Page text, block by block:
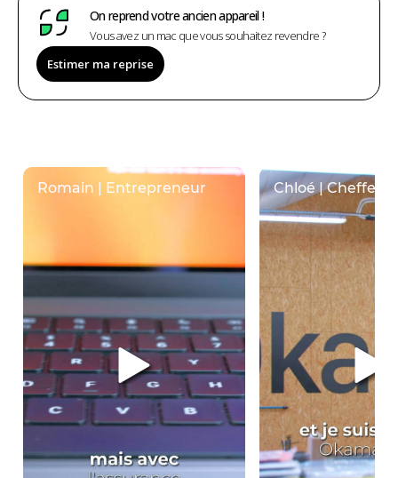
On reprend votre ancien appareil !
Vous avez un mac que vous souhaitez revendre ?
Estimer ma reprise